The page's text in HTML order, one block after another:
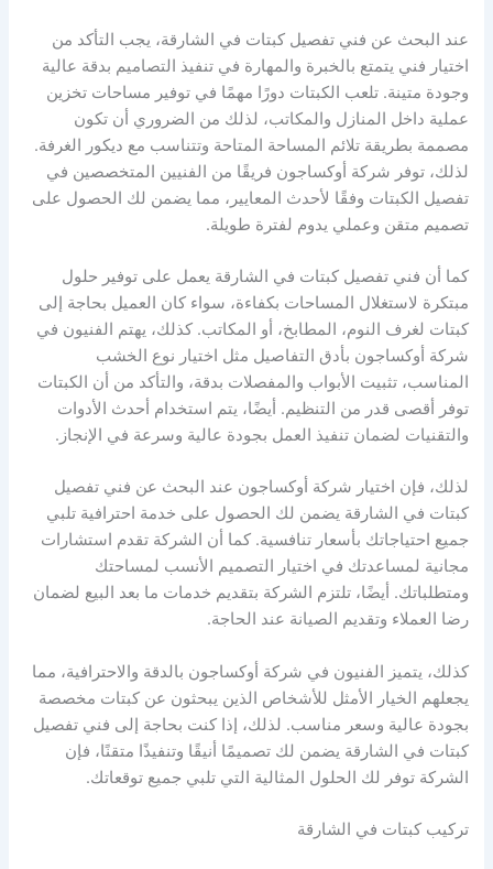
عند البحث عن فني تفصيل كبتات في الشارقة، يجب التأكد من
اختيار فني يتمتع بالخبرة والمهارة في تنفيذ التصاميم بدقة عالية
وجودة متينة. تلعب الكبتات دورًا مهمًا في توفير مساحات تخزين
عملية داخل المنازل والمكاتب، لذلك من الضروري أن تكون
مصممة بطريقة تلائم المساحة المتاحة وتتناسب مع ديكور الغرفة.
لذلك، توفر شركة أوكساجون فريقًا من الفنيين المتخصصين في
تفصيل الكبتات وفقًا لأحدث المعايير، مما يضمن لك الحصول على
تصميم متقن وعملي يدوم لفترة طويلة.
كما أن فني تفصيل كبتات في الشارقة يعمل على توفير حلول
مبتكرة لاستغلال المساحات بكفاءة، سواء كان العميل بحاجة إلى
كبتات لغرف النوم، المطابخ، أو المكاتب. كذلك، يهتم الفنيون في
شركة أوكساجون بأدق التفاصيل مثل اختيار نوع الخشب
المناسب، تثبيت الأبواب والمفصلات بدقة، والتأكد من أن الكبتات
توفر أقصى قدر من التنظيم. أيضًا، يتم استخدام أحدث الأدوات
والتقنيات لضمان تنفيذ العمل بجودة عالية وسرعة في الإنجاز.
لذلك، فإن اختيار شركة أوكساجون عند البحث عن فني تفصيل
كبتات في الشارقة يضمن لك الحصول على خدمة احترافية تلبي
جميع احتياجاتك بأسعار تنافسية. كما أن الشركة تقدم استشارات
مجانية لمساعدتك في اختيار التصميم الأنسب لمساحتك
ومتطلباتك. أيضًا، تلتزم الشركة بتقديم خدمات ما بعد البيع لضمان
رضا العملاء وتقديم الصيانة عند الحاجة.
كذلك، يتميز الفنيون في شركة أوكساجون بالدقة والاحترافية، مما
يجعلهم الخيار الأمثل للأشخاص الذين يبحثون عن كبتات مخصصة
بجودة عالية وسعر مناسب. لذلك، إذا كنت بحاجة إلى فني تفصيل
كبتات في الشارقة يضمن لك تصميمًا أنيقًا وتنفيذًا متقنًا، فإن
الشركة توفر لك الحلول المثالية التي تلبي جميع توقعاتك.
تركيب كبتات في الشارقة